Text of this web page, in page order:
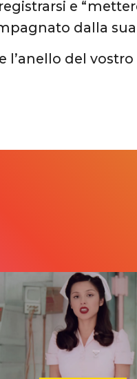
e
dalla
l’anello del